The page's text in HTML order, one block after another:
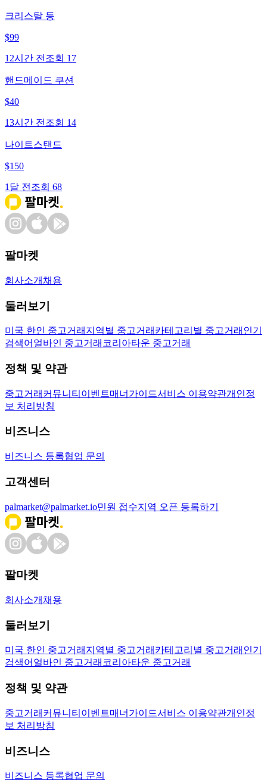
크리스탈 등
$99
12시간 전 조회 17
핸드메이드 쿠션
$40
13시간 전 조회 14
나이트스탠드
$150
1달 전 조회 68
팔마켓
회사소개 채용
둘러보기
미국 한인 중고거래 지역별 중고거래 카테고리별 중고거래 인기
검색어 얼바인 중고거래 코리아타운 중고거래
정책 및 약관
중고거래 커뮤니티 이벤트매너가이드서비스 이용약관개인정
보 처리방침
비즈니스
비즈니스 등록협업 문의
고객센터
palmarket@palmarket.io민원 접수지역 오픈 등록하기
팔마켓
회사소개 채용
둘러보기
미국 한인 중고거래 지역별 중고거래 카테고리별 중고거래 인기
검색어 얼바인 중고거래 코리아타운 중고거래
정책 및 약관
중고거래 커뮤니티 이벤트매너가이드서비스 이용약관개인정
보 처리방침
비즈니스
비즈니스 등록협업 문의